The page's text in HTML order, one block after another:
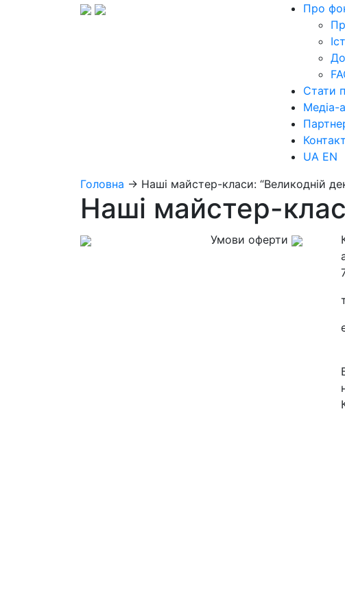
Про
Стати
Медіа-
UA EN
Головна → Наші майстер-класи: “Великодній
Наші майстер-
Умови оферти